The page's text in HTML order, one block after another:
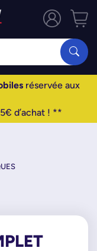
réservée aux
d’achat ! **